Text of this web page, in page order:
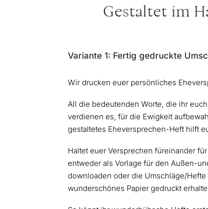
Gestaltet im
Variante 1: Fertig gedruckte
Wir drucken euer persönliches
All die bedeutenden Worte, die ihr
verdienen es, für die Ewigkeit
gestaltetes Eheversprechen-Heft hilft
Haltet euer Versprechen füreinander
entweder als Vorlage für den Außen-
downloaden oder die Umschläge/
wunderschönes Papier gedruckt